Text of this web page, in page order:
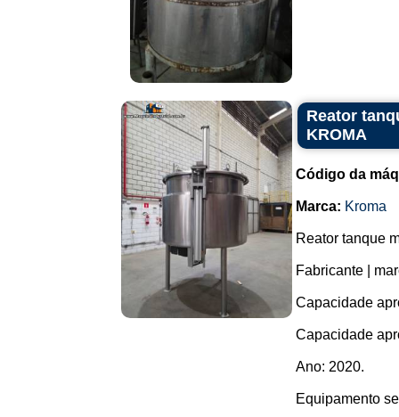
Reator
KROMA
Código da
Marca: Kroma
Reator tanque
Fabricante |
Capacidade
Capacidade
Ano: 2020.
Equipamento